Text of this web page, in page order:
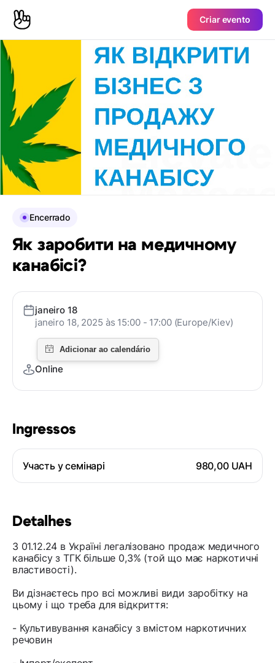
Criar evento
Ingressos
Участь у семінарі 980,00 UAH
Detalhes
З 01.12.24 в Україні легалізовано продаж медичного
канабісу з ТГК більше 0,3% (той що має наркотичні
властивості).
Ви дізнаєтесь про всі можливі види заробітку на
цьому і що треба для відкриття:
- Культивування канабісу з вмістом наркотичних
речовин
Encerrado
Як заробити на медичному
канабісі?
janeiro 18
janeiro 18, 2025 às 15:00 - 17:00 (Europe/Kiev)
Online